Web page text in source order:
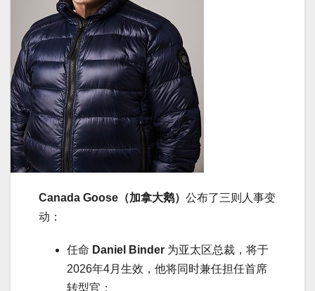
Canada Goose（加拿大鹅） 公布了三则人事变
动：
任命 Daniel Binder 为亚太区总裁，将于
2026年4月生效，他将同时兼任担任首席
转型官；